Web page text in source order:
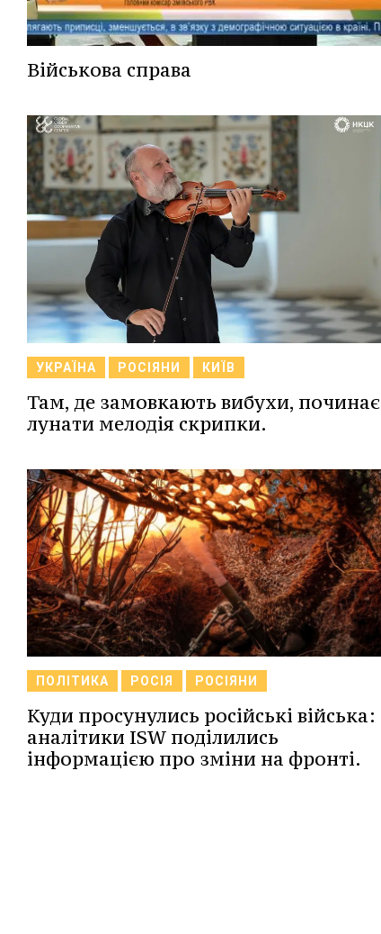
Військова справа
УКРАЇНА РОСІЯНИ КИЇВ
Там, де замовкають вибухи, починає
лунати мелодія скрипки.
ПОЛІТИКА РОСІЯ РОСІЯНИ
Куди просунулись російські війська:
аналітики ISW поділились
інформацією про зміни на фронті.